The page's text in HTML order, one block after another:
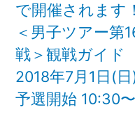
で開催されます！
＜男子ツアー第
戦＞観戦ガイド
2018年7月1日(日
予選開始 10:30